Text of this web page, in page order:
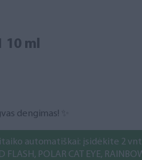
ml
dengimas! ✨
automatiškai: įsidėkite 2
POLAR CAT EYE,